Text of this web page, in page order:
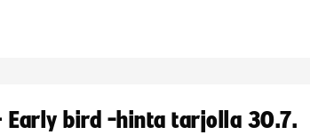
Early bird -hinta tarjolla 30.7.